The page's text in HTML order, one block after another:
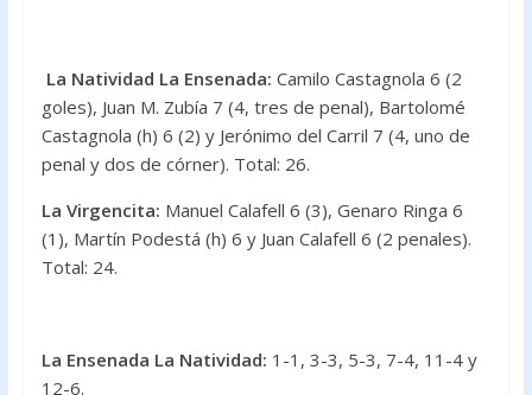
La Natividad La Ensenada: Camilo Castagnola 6 (2
goles), Juan M. Zubía 7 (4, tres de penal), Bartolomé
Castagnola (h) 6 (2) y Jerónimo del Carril 7 (4, uno de
penal y dos de córner). Total: 26.
La Virgencita: Manuel Calafell 6 (3), Genaro Ringa 6
(1), Martín Podestá (h) 6 y Juan Calafell 6 (2 penales).
Total: 24.
La Ensenada La Natividad: 1-1, 3-3, 5-3, 7-4, 11-4 y
12-6.